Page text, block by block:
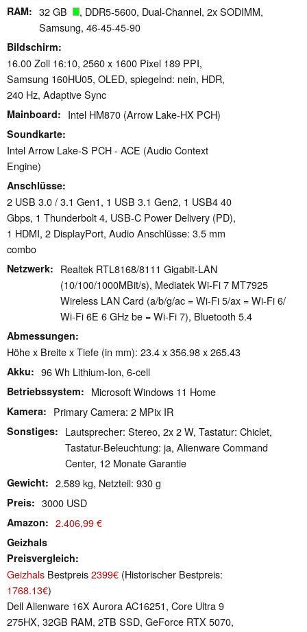
RAM 32 GB
, DDR5-5600, Dual-Channel, 2x SODIMM,
Samsung, 46-45-45-90
Bildschirm
16.00 Zoll 16:10, 2560 x 1600 Pixel 189 PPI,
Samsung 160HU05, OLED, spiegelnd: nein, HDR,
240 Hz, Adaptive Sync
Mainboard Intel HM870 (Arrow Lake-HX PCH)
Soundkarte
Intel Arrow Lake-S PCH - ACE (Audio Context
Engine)
Anschlüsse
2 USB 3.0 / 3.1 Gen1, 1 USB 3.1 Gen2, 1 USB4 40
Gbps, 1 Thunderbolt 4, USB-C Power Delivery (PD),
1 HDMI, 2 DisplayPort, Audio Anschlüsse: 3.5 mm
combo
Netzwerk
Realtek RTL8168/8111 Gigabit-LAN
(10/100/1000MBit/s), Mediatek Wi-Fi 7 MT7925
Wireless LAN Card (a/b/g/ac = Wi-Fi 5/ax = Wi-Fi 6/
Wi-Fi 6E 6 GHz be = Wi-Fi 7), Bluetooth 5.4
Abmessungen
Höhe x Breite x Tiefe (in mm): 23.4 x 356.98 x 265.43
Akku 96 Wh Lithium-Ion, 6-cell
Betriebssystem Microsoft Windows 11 Home
Kamera Primary Camera: 2 MPix IR
Sonstiges
Lautsprecher: Stereo, 2x 2 W, Tastatur: Chiclet,
Tastatur-Beleuchtung: ja, Alienware Command
Center, 12 Monate Garantie
Gewicht 2.589 kg, Netzteil: 930 g
Preis 3000 USD
Amazon 2.406,99 €
Geizhals
Preisvergleich
Geizhals Bestpreis2399€ (Historischer Bestpreis:
1768.13€)
Dell Alienware 16X Aurora AC16251, Core Ultra 9
275HX, 32GB RAM, 2TB SSD, GeForce RTX 5070,